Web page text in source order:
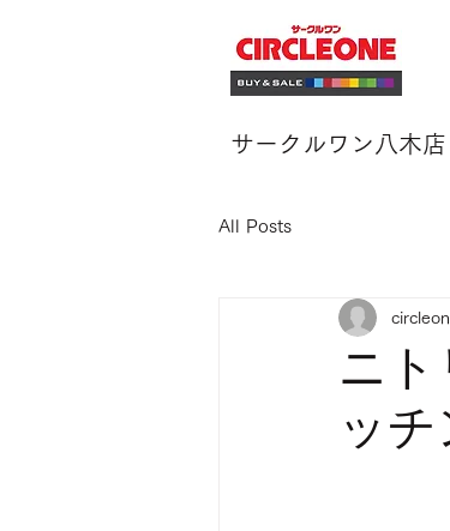
サークルワン八木店
All Posts
ニ
ッ